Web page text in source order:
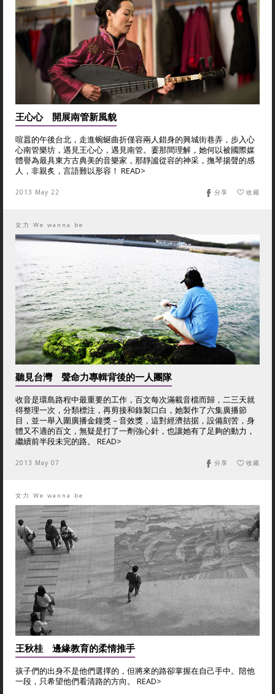
王心心 開展南管新風貌
喧囂的午後台北，走進蜿蜒曲折僅容兩人錯身的興城街巷弄，步入心
心南管樂坊，遇見王心心，遇見南管。霎那間理解，她何以被國際媒
體譽為最具東方古典美的音樂家，那靜謐從容的神采，撫琴揚聲的感
人，非親炙，言語難以形容！ READ>
2013 May 22 收藏
分享
女力 We wanna be
聽見台灣 聲命力專輯背後的一人團隊
收音是環島路程中最重要的工作，百文每次滿載音檔而歸，二三天就
得整理一次，分類標注，再剪接和錄製口白，她製作了六集廣播節
目，並一舉入圍廣播金鐘獎－音效獎，這對經濟拮据，設備刻苦，身
體又不適的百文，無疑是打了一劑強心針，也讓她有了足夠的動力，
繼續前半段未完的路。 READ>
2013 May 07 收藏
分享
女力 We wanna be
王秋桂 邊緣教育的柔情推手
孩子們的出身不是他們選擇的，但將來的路卻掌握在自己手中。陪他
一段，只希望他們看清路的方向。 READ>